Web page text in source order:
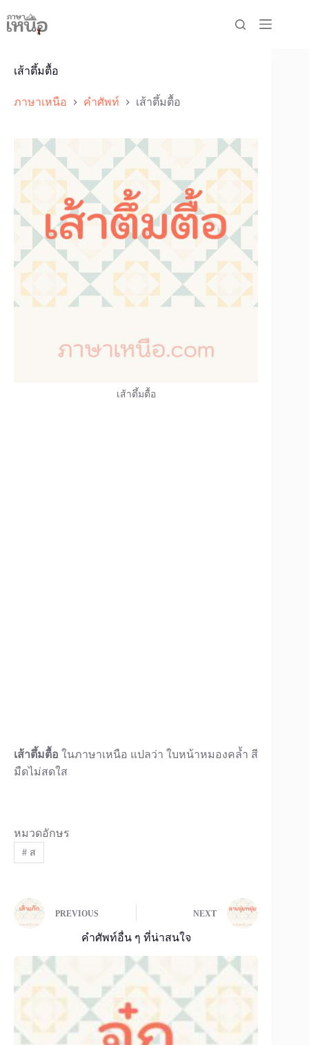
to
content
เส้าตึ้มตื้อ
ภาษาเหนือ คำศัพท์ เส้าตึ้มตื้อ
เส้าตึ้มตื้อ
เส้าตึ้มตื้อ ในภาษาเหนือ แปลว่า ใบหน้าหมองคล้ำ สี
มืดไม่สดใส
หมวดอักษร
#ส
PREVIOUS NEXT
คำศัพท์อื่น ๆ ที่น่าสนใจ